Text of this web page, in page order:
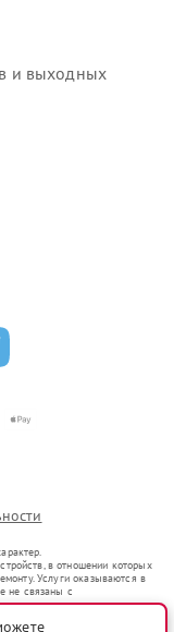
и выходных
в отношении которых
Услуги оказываются в
не связаны с
оборот в соответствии